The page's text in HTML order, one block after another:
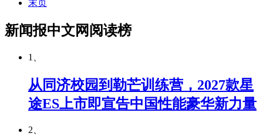
末页
新闻报中文网阅读榜
1、
从同济校园到勒芒训练营，2027款星
途ES上市即宣告中国性能豪华新力量
2、